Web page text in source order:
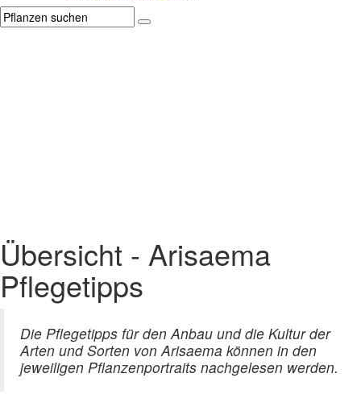
Übersicht - Arisaema
Pflegetipps
Die Pflegetipps für den Anbau und die Kultur der
Arten und Sorten von Arisaema können in den
jeweiligen Pflanzenportraits nachgelesen werden.